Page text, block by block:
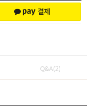
Q&A(2)